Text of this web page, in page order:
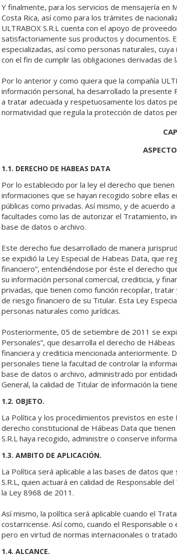
Y finalmente, para los servicios de mensajería en
Costa Rica, así como para los trámites de
ULTRABOX S.R.L cuenta con el apoyo de
satisfactoriamente sus productos y documentos.
especializadas, así como personas naturales,
con el fin de cumplir las obligaciones derivadas de
Por lo anterior y como quiera que la compañía
información personal, ha desarrollado la presente
a tratar adecuada y respetuosamente los datos
normatividad que regula la protección de datos
1.1. DERECHO DE HABEAS DATA
Por lo establecido por la ley el derecho que
informaciones que se hayan recogido sobre ellas
públicas como privadas. Así mismo, y de
facultades como las de autorizar el Tratamiento,
base de datos o archivo.
Este derecho fue desarrollado de manera
se expidió la Ley Especial de Habeas Data, que
financiero”, entendiéndose por éste el derecho
su información personal comercial, crediticia, y
privadas, que tienen como función recopilar,
de riesgo financiero de su Titular. Esta Ley
personas naturales como jurídicas.
Posteriormente, 05 de setiembre de 2011 se
Personales”, que desarrolla el derecho de
financiera y crediticia mencionada anteriormente.
personales tiene la facultad de controlar la
base de datos o archivo, administrado por
General, la calidad de Titular de información la
1.2. OBJETO.
La Política y los procedimientos previstos en
derecho constitucional de Hábeas Data que
S.R.L haya recogido, administre o conserve
1.3. AMBITO DE APLICACIÓN.
La Política será aplicable a las bases de datos
S.R.L, quien actuará en calidad de Responsable
la Ley 8968 de 2011.
Así mismo, la política será aplicable cuando el
costarricense. Así como, cuando el Responsable
pero en virtud de normas internacionales o
1.4. ALCANCE.